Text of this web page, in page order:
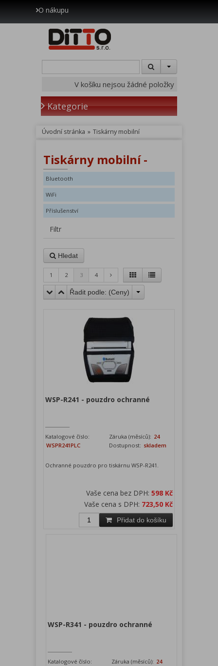
O nákupu
V košíku nejsou žádné položky
Kategorie
Úvodní stránka » Tiskárny mobilní
Tiskárny mobilní -
Bluetooth
WiFi
Příslušenství
Filtr
Hledat
1 2 3 4
Řadit podle: (Ceny)
WSP-R241 - pouzdro ochranné
Katalogové číslo:
WSPR241PLC
Záruka (měsíců): 24
Dostupnost: skladem
Ochranné pouzdro pro tiskárnu WSP-R241.
Vaše cena bez DPH: 598 Kč
Vaše cena s DPH: 723,50 Kč
Přidat do košíku
WSP-R341 - pouzdro ochranné
Katalogové číslo:
Záruka (měsíců): 24